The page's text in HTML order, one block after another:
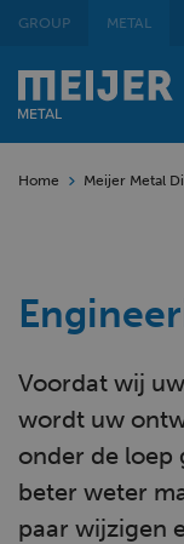
GROUP METAL
Home Meijer Metal
Voordat wij
wordt uw
onder de loep
beter weter
paar wijzigen